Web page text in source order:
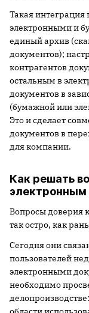
Такая интеграция
электронными и
единый архив
документов);
контрагентов
остальным в
документов в
(бумажной или
Это и сделает
документов в
для компании.
Как решать
Вопросы доверия
так остро, как
Сегодня они
пользователей
электронными
необходимо